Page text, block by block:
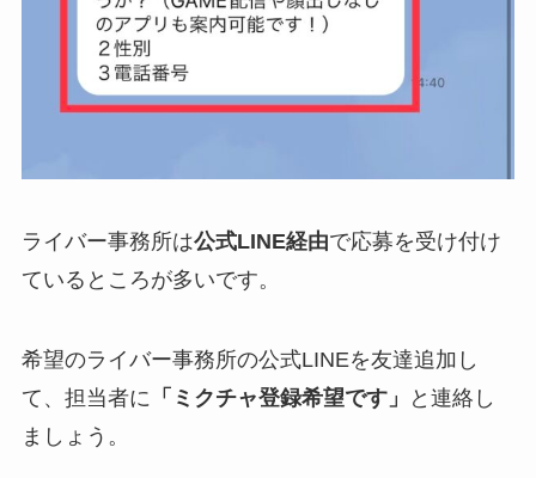
ライバー事務所は公式LINE経由で応募を受け付け
ているところが多いです。
希望のライバー事務所の公式LINEを友達追加し
て、担当者に 「ミクチャ登録希望です」
と連絡し
ましょう。